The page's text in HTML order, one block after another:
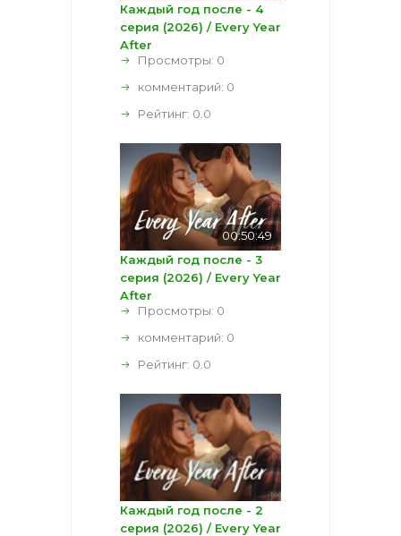
Каждый год после - 4
серия (2026) / Every Year
After
Просмотры: 0
комментарий: 0
Рейтинг: 0.0
00:50:49
Каждый год после - 3
серия (2026) / Every Year
After
Просмотры: 0
комментарий: 0
Рейтинг: 0.0
Каждый год после - 2
серия (2026) / Every Year